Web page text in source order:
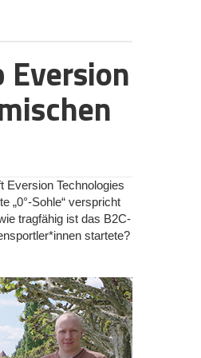
AI“ ist kein Blue
SaaS-Anbieter
teils seit Jahren
Chain Analytics
Scope-3-Emissionen
das Startup einen
sich in den USA gegen
positionieren, hat der
„Am Ende
Wahrnehmung, als
verzichtet auf
kapitalintensiv sind“,
in der Praxis
wie dem Europahaus
den Vertrieb und das
Beehuspoteea die
GNU Energy für eine
Eversion Technologies
„0°-Sohle“ verspricht
tragfähig ist das B2C-
startete?